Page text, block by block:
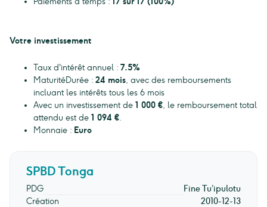
Votre investissement
Taux d'intérêt annuel : 7.5%
MaturitéDurée : 24 mois, avec des remboursements
incluant les intérêts tous les 6 mois
Avec un investissement de 1 000 €, le remboursement total
attendu est de 1 094 €.
Monnaie : Euro
SPBD Tonga
PDG
Fine Tu’ipulotu
Création
2010-12-13